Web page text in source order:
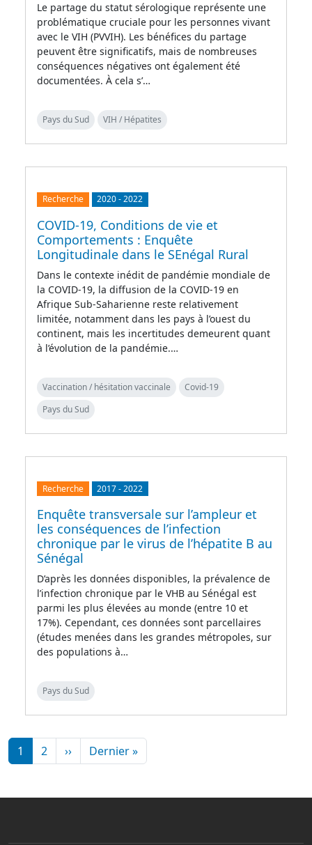
Le partage du statut sérologique représente une
problématique cruciale pour les personnes vivant
avec le VIH (PVVIH). Les bénéfices du partage
peuvent être significatifs, mais de nombreuses
conséquences négatives ont également été
documentées. À cela s’…
Pays du Sud VIH / Hépatites
Recherche 2020-2022
COVID-19, Conditions de vie et
Comportements : Enquête
Longitudinale dans le SEnégal Rural
Dans le contexte inédit de pandémie mondiale de
la COVID-19, la diffusion de la COVID-19 en
Afrique Sub-Saharienne reste relativement
limitée, notamment dans les pays à l’ouest du
continent, mais les incertitudes demeurent quant
à l’évolution de la pandémie.…
Vaccination / hésitation vaccinale
Covid-19
Pays du Sud
Recherche 2017-2022
Enquête transversale sur l’ampleur et
les conséquences de l’infection
chronique par le virus de l’hépatite B au
Sénégal
D’après les données disponibles, la prévalence de
l’infection chronique par le VHB au Sénégal est
parmi les plus élevées au monde (entre 10 et
17%). Cependant, ces données sont parcellaires
(études menées dans les grandes métropoles, sur
des populations à…
Pays du Sud
Pagination
1 2 ››Page suivante
Dernier »Dernière page